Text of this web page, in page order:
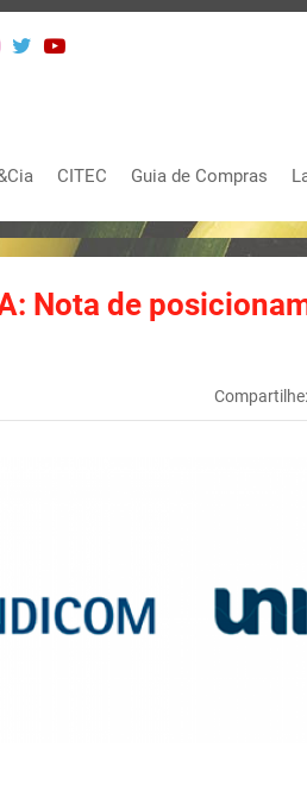
CITEC Guia de Compras
Nota de
Compartilhe: